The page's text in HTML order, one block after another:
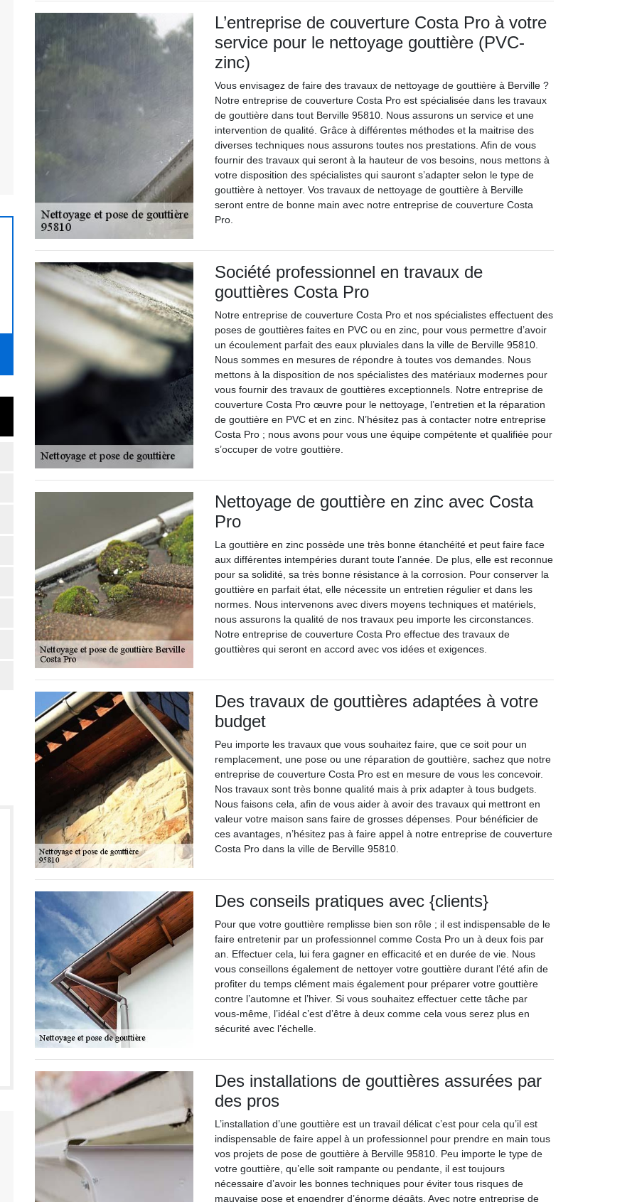
L’entreprise de couverture Costa Pro à votre
service pour le nettoyage gouttière (PVC-
zinc)
Vous envisagez de faire des travaux de nettoyage de gouttière à Berville ?
Notre entreprise de couverture Costa Pro est spécialisée dans les travaux
de gouttière dans tout Berville 95810. Nous assurons un service et une
intervention de qualité. Grâce à différentes méthodes et la maitrise des
diverses techniques nous assurons toutes nos prestations. Afin de vous
fournir des travaux qui seront à la hauteur de vos besoins, nous mettons à
votre disposition des spécialistes qui sauront s’adapter selon le type de
gouttière à nettoyer. Vos travaux de nettoyage de gouttière à Berville
seront entre de bonne main avec notre entreprise de couverture Costa
Pro.
Société professionnel en travaux de
gouttières Costa Pro
Notre entreprise de couverture Costa Pro et nos spécialistes effectuent des
poses de gouttières faites en PVC ou en zinc, pour vous permettre d’avoir
un écoulement parfait des eaux pluviales dans la ville de Berville 95810.
Nous sommes en mesures de répondre à toutes vos demandes. Nous
mettons à la disposition de nos spécialistes des matériaux modernes pour
vous fournir des travaux de gouttières exceptionnels. Notre entreprise de
couverture Costa Pro œuvre pour le nettoyage, l’entretien et la réparation
de gouttière en PVC et en zinc. N’hésitez pas à contacter notre entreprise
Costa Pro ; nous avons pour vous une équipe compétente et qualifiée pour
s’occuper de votre gouttière.
Nettoyage de gouttière en zinc avec Costa
Pro
La gouttière en zinc possède une très bonne étanchéité et peut faire face
aux différentes intempéries durant toute l’année. De plus, elle est reconnue
pour sa solidité, sa très bonne résistance à la corrosion. Pour conserver la
gouttière en parfait état, elle nécessite un entretien régulier et dans les
normes. Nous intervenons avec divers moyens techniques et matériels,
nous assurons la qualité de nos travaux peu importe les circonstances.
Notre entreprise de couverture Costa Pro effectue des travaux de
gouttières qui seront en accord avec vos idées et exigences.
Des travaux de gouttières adaptées à votre
budget
Peu importe les travaux que vous souhaitez faire, que ce soit pour un
remplacement, une pose ou une réparation de gouttière, sachez que notre
entreprise de couverture Costa Pro est en mesure de vous les concevoir.
Nos travaux sont très bonne qualité mais à prix adapter à tous budgets.
Nous faisons cela, afin de vous aider à avoir des travaux qui mettront en
valeur votre maison sans faire de grosses dépenses. Pour bénéficier de
ces avantages, n’hésitez pas à faire appel à notre entreprise de couverture
Costa Pro dans la ville de Berville 95810.
Des conseils pratiques avec {clients}
Pour que votre gouttière remplisse bien son rôle ; il est indispensable de le
faire entretenir par un professionnel comme Costa Pro un à deux fois par
an. Effectuer cela, lui fera gagner en efficacité et en durée de vie. Nous
vous conseillons également de nettoyer votre gouttière durant l’été afin de
profiter du temps clément mais également pour préparer votre gouttière
contre l’automne et l’hiver. Si vous souhaitez effectuer cette tâche par
vous-même, l’idéal c’est d’être à deux comme cela vous serez plus en
sécurité avec l’échelle.
Des installations de gouttières assurées par
des pros
L’installation d’une gouttière est un travail délicat c’est pour cela qu’il est
indispensable de faire appel à un professionnel pour prendre en main tous
vos projets de pose de gouttière à Berville 95810. Peu importe le type de
votre gouttière, qu’elle soit rampante ou pendante, il est toujours
nécessaire d’avoir les bonnes techniques pour éviter tous risques de
mauvaise pose et engendrer d’énorme dégâts. Avec notre entreprise de